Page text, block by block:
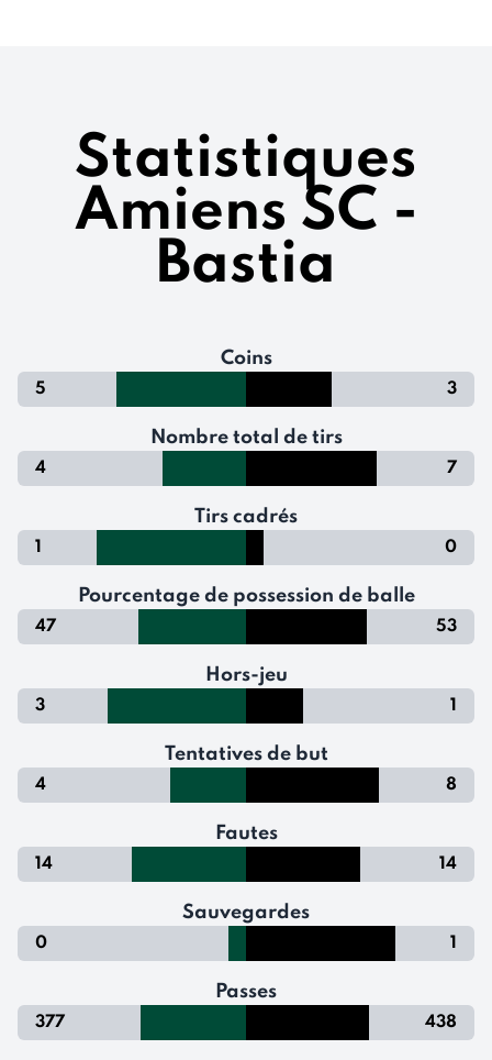
Statistiques
Amiens SC -
Bastia
Coins
5 3
Nombre total de tirs
4 7
Tirs cadrés
1 0
Pourcentage de possession de balle
47 53
Hors-jeu
3 1
Tentatives de but
4 8
Fautes
14 14
Sauvegardes
0 1
Passes
377 438